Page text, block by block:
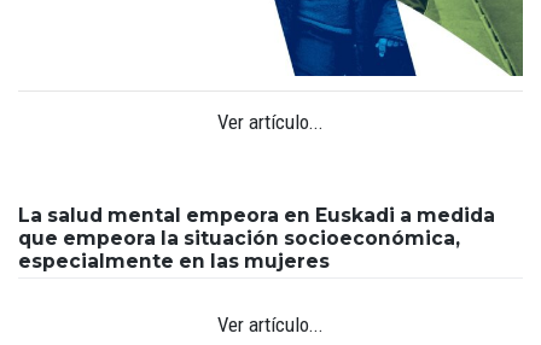
Ver artículo...
La salud mental empeora en Euskadi a medida
que empeora la situación socioeconómica,
especialmente en las mujeres
Ver artículo...